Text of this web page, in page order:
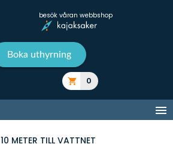
besök våran webbshop
Boka uthyrning
0
10 METER TILL VATTNET